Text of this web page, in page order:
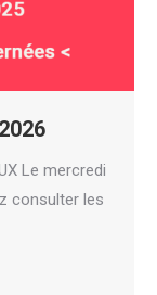
Le mercredi
consulter les